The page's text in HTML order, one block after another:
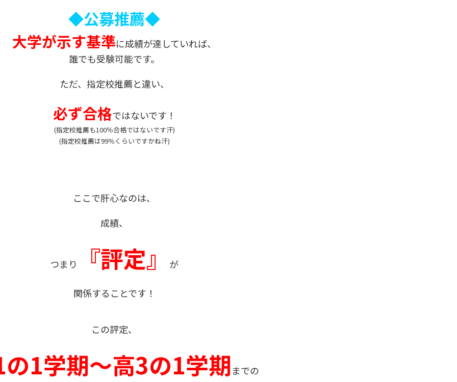
◆公募推薦◆
大学が示す基準に成績が達していれば、
誰でも受験可能です。
ただ、指定校推薦と違い、
必ず合格ではないです！
(指定校推薦も100％合格ではないです汗)
(指定校推薦は99％くらいですかね汗)
ここで肝心なのは、
成績、
つまり 『評定』 が
関係することです！
この評定、
1学期～高3の1学期 までの